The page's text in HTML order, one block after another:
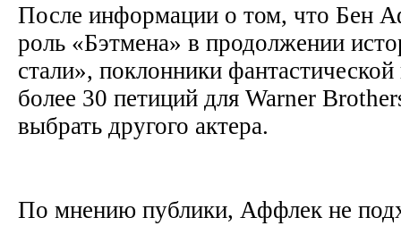
После информации о том, что Бен
роль «Бэтмена» в продолжении
стали», поклонники
более 30 петиций для Warner
выбрать другого актера.
По мнению публики, Аффлек не